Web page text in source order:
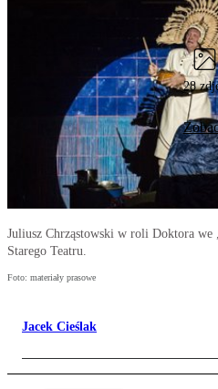
28
Juliusz Chrząstowski w roli Doktora we
Starego Teatru.
Foto: materiały prasowe
Jacek Cieślak